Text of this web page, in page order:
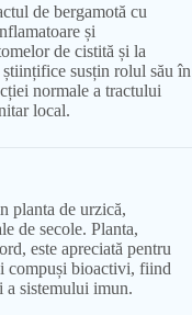
de bergamotă cu
și
de cistită și la
susțin rolul său în
normale a tractului
local.
planta de urzică,
de secole. Planta,
este apreciată pentru
compuși bioactivi, fiind
a sistemului imun.